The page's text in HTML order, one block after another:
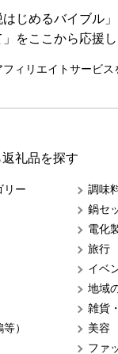
はじめるバイブル
をここから応援し
ィリエイトサービス
礼品を探す
リー
）
調味
鍋セ
電化
旅行
イベ
地域
雑貨
美容
ファ